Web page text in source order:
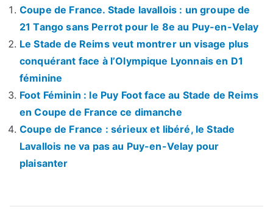
Coupe de France. Stade lavallois : un groupe de
21 Tango sans Perrot pour le 8e au Puy-en-Velay
Le Stade de Reims veut montrer un visage plus
conquérant face à l’Olympique Lyonnais en D1
féminine
Foot Féminin : le Puy Foot face au Stade de Reims
en Coupe de France ce dimanche
Coupe de France : sérieux et libéré, le Stade
Lavallois ne va pas au Puy-en-Velay pour
plaisanter